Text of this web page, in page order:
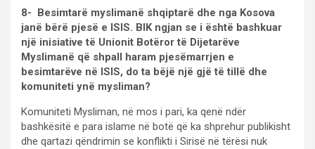
8- Besimtarë myslimanë shqiptarë dhe nga Kosova
janë bërë pjesë e ISIS. BIK ngjan se i është bashkuar
një inisiative të Unionit Botëror të Dijetarëve
Myslimanë që shpall haram pjesëmarrjen e
besimtarëve në ISIS, do ta bëjë një gjë të tillë dhe
komuniteti ynë mysliman?
Komuniteti Mysliman, në mos i pari, ka qenë ndër
bashkësitë e para islame në botë që ka shprehur publikisht
dhe qartazi qëndrimin se konflikti i Sirisë në tërësi nuk